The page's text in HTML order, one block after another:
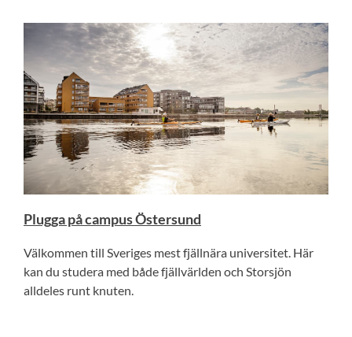
Plugga på campus Östersund
Välkommen till Sveriges mest fjäll­nära universitet. Här
kan du studera med både fjällvärlden och Storsjön
alldeles runt knuten.